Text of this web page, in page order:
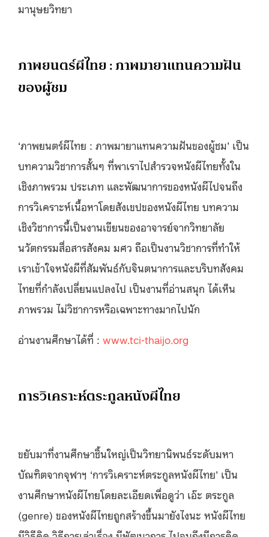
มานุษยวิทยา
ภาพยนตร์ผีไทย : ภาพมายาแทนความฝัน
ของผู้ชม
‘ภาพยนตร์ผีไทย : ภาพมายาแทนความฝันของผู้ชม’ เป็น
บทความวิชาการสั้นๆ ที่พาเราไปสำรวจหนังผีไทยทั้งใน
เชิงภาพรวม ประเภท และพัฒนาการของหนังผีไปจนถึง
การวิเคราะห์เนื้อหาโดยสังเขปของหนังผีไทย บทความ
เชิงวิชาการนี้เป็นงานเขียนของอาจารย์จากวิทยาลัย
นวัตกรรมสื่อสารสังคม มศว ถือเป็นงานวิชาการที่ทำให้
เราเข้าใจหนังผีที่สัมพันธ์กับจินตนาการและบริบทสังคม
ไทยที่กำลังเปลี่ยนแปลงไป เป็นงานที่อ่านสนุก ได้เห็น
ภาพรวม ไม่วิชาการหรือเฉพาะทางมากไปนัก
อ่านงานศึกษาได้ที่ : www.tci-thaijo.org
การวิเคราะห์ตระกูลหนังผีไทย
ขยับมาที่งานศึกษาชิ้นใหญ่เป็นวิทยานิพนธ์ระดับมหา
บัณฑิตจากจุฬาฯ ‘การวิเคราะห์ตระกูลหนังผีไทย’ เป็น
งานศึกษาหนังผีไทยโดยละเอียดเพื่อดูว่า เอ๊ะ ตระกูล
(genre) ของหนังผีไทยถูกสร้างขึ้นมายังไงนะ หนังผีไทย